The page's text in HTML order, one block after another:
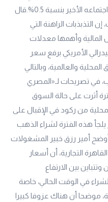
الأمريكي المتعلقة برفع الفائدة خلال اجتماعه الأخير بنسبة 0.5%.قال
التذبذبات الراهنة التي
وأهمها معدلات
الأمريكي برفع سعر
والعالمية، وبالتالي
في تصريحات لـ«المصري
أثرت على حالة السوق
من ركود في الإقبال على
يلجأ هذه الفترة لشراء الذهب
أوضح أمير رزق خبير المشغولات
التجارية، أن أسعار
بين الارتفاع
في الوقت الحالي، خاصة
موضحا أن هناك عزوفا كبيرا